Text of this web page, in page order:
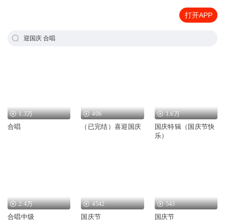
打开APP
迎国庆 合唱
1.3万
合唱
406
（已完结）喜迎国庆
1.6万
国庆特辑（国庆节快
乐）
2.4万
合唱中级
4542
国庆节
543
国庆节